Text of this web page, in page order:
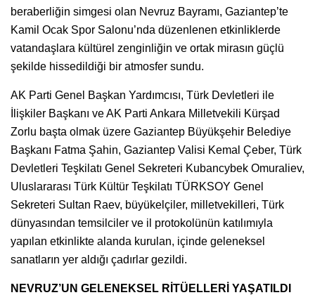
beraberliğin simgesi olan Nevruz Bayramı, Gaziantep’te
Kamil Ocak Spor Salonu’nda düzenlenen etkinliklerde
vatandaşlara kültürel zenginliğin ve ortak mirasın güçlü
şekilde hissedildiği bir atmosfer sundu.
AK Parti Genel Başkan Yardımcısı, Türk Devletleri ile
İlişkiler Başkanı ve AK Parti Ankara Milletvekili Kürşad
Zorlu başta olmak üzere Gaziantep Büyükşehir Belediye
Başkanı Fatma Şahin, Gaziantep Valisi Kemal Çeber, Türk
Devletleri Teşkilatı Genel Sekreteri Kubancybek Omuraliev,
Uluslararası Türk Kültür Teşkilatı TÜRKSOY Genel
Sekreteri Sultan Raev, büyükelçiler, milletvekilleri, Türk
dünyasından temsilciler ve il protokolünün katılımıyla
yapılan etkinlikte alanda kurulan, içinde geleneksel
sanatların yer aldığı çadırlar gezildi.
NEVRUZ’UN GELENEKSEL RİTÜELLERİ YAŞATILDI